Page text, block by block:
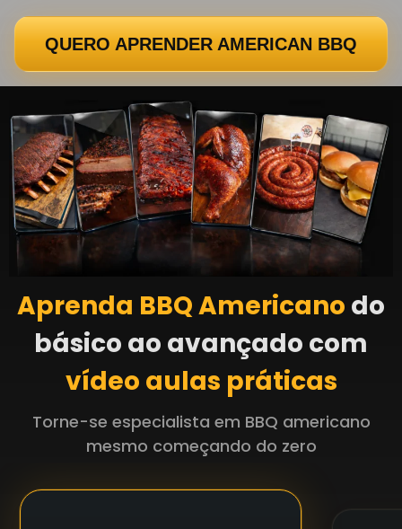
QUERO APRENDER AMERICAN BBQ
Aprenda BBQ Americano do
básico ao avançado com
vídeo aulas práticas
Torne-se especialista em BBQ americano
mesmo começando do zero